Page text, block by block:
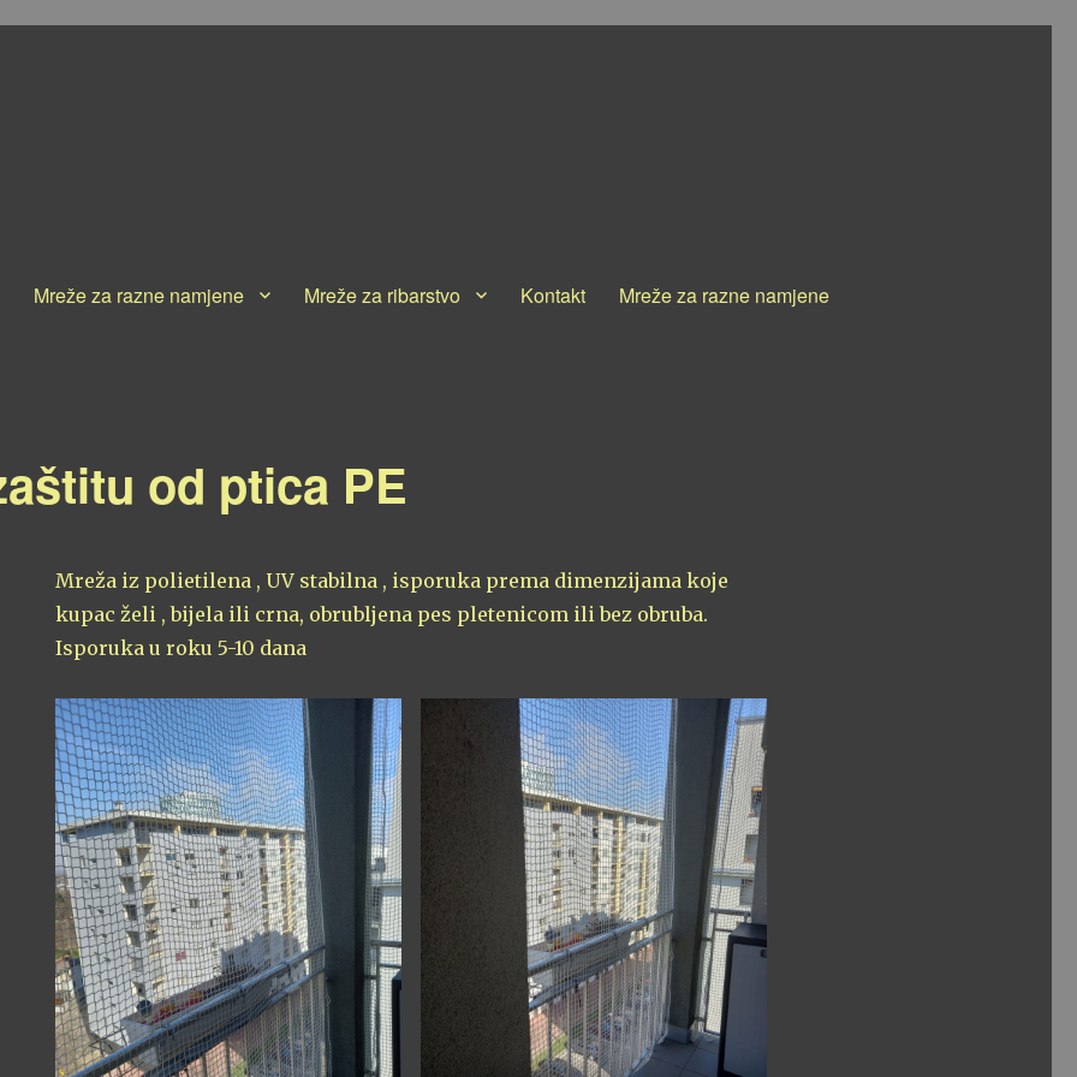
Mreže za razne namjene Mreže za ribarstvo Kontakt Mreže za razne namjene
od ptica PE
Mreža iz polietilena , UV stabilna , isporuka prema dimenzijama koje
kupac želi , bijela ili crna, obrubljena pes pletenicom ili bez obruba.
Isporuka u roku 5-10 dana